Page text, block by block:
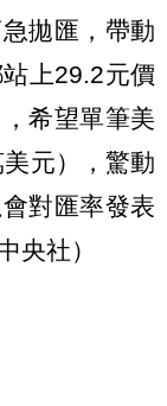
拋匯，帶動
上29.2元價
希望單筆美
元），驚動
對匯率發表
央社）